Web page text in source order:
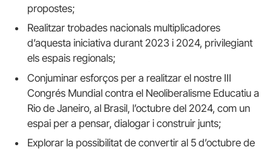
propostes;
Realitzar trobades nacionals multiplicadores
d’aquesta iniciativa durant 2023 i 2024, privilegiant
els espais regionals;
Conjuminar esforços per a realitzar el nostre III
Congrés Mundial contra el Neoliberalisme Educatiu a
Rio de Janeiro, al Brasil, l’octubre del 2024, com un
espai per a pensar, dialogar i construir junts;
Explorar la possibilitat de convertir al 5 d’octubre de